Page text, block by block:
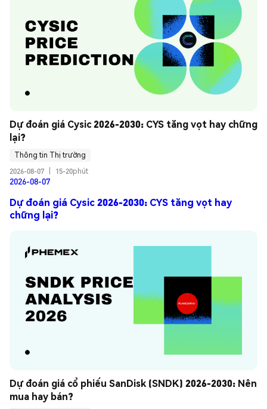
Dự đoán giá Cysic 2026-2030: CYS tăng vọt hay chững
lại?
Thông tin Thị trường
2026-08-07
15-20phút
2026-08-07
Dự đoán giá Cysic 2026-2030: CYS tăng vọt hay
chững lại?
Dự đoán giá cổ phiếu SanDisk (SNDK) 2026-2030: Nên
mua hay bán?